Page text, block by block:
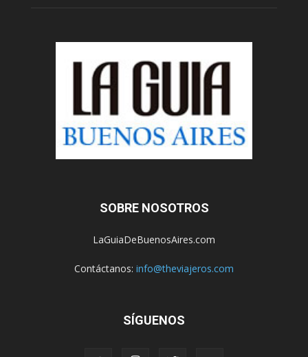
SOBRE NOSOTROS
LaGuiaDeBuenosAires.com
Contáctanos: info@theviajeros.com
SÍGUENOS